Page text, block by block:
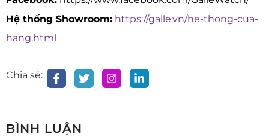
Hệ thống Showroom: https://galle.vn/he-thong-cua-
hang.html
Chia sẻ:
BÌNH LUẬN